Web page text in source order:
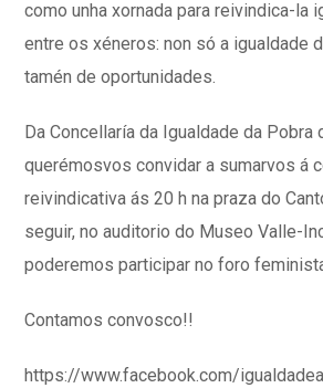
como unha xornada para reivindica-la
entre os xéneros: non só a igualdade
tamén de oportunidades.
Da Concellaría da Igualdade da Pobra
querémosvos convidar a sumarvos á
reivindicativa ás 20 h na praza do
seguir, no auditorio do Museo Valle-
poderemos participar no foro
Contamos convosco!!
https://www.facebook.com/